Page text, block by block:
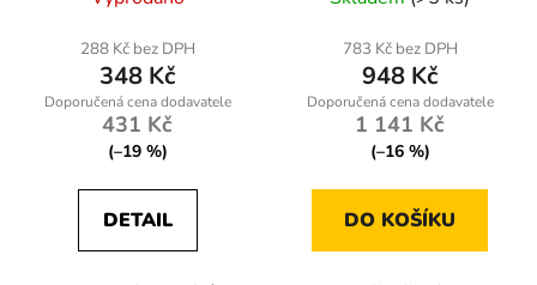
288 Kč bez DPH
348 Kč
431 Kč
(–19 %)
DETAIL
783 Kč bez DPH
948 Kč
1 141 Kč
(–16 %)
DO KOŠÍKU